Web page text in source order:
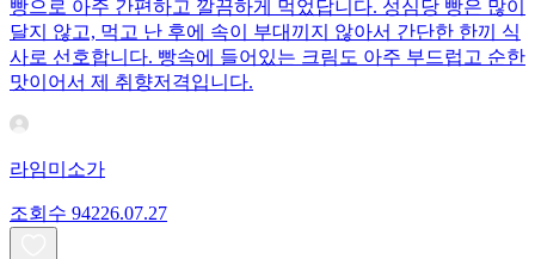
빵으로 아주 간편하고 깔끔하게 먹었답니다. 성심당 빵은 많이
달지 않고, 먹고 난 후에 속이 부대끼지 않아서 간단한 한끼 식
사로 선호합니다. 빵속에 들어있는 크림도 아주 부드럽고 순한
맛이어서 제 취향저격입니다.
라임미소가
조회수 94226.07.27